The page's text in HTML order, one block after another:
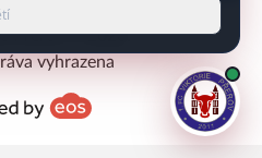
Přerov © 2026.
vyhrazena